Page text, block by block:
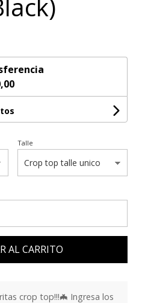
Talle
AL CARRITO
crop top!!!🦇 Ingresa los